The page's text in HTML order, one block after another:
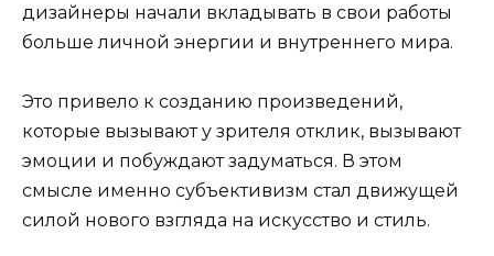
дизайнеры начали вкладывать в свои работы
больше личной энергии и внутреннего мира.
Это привело к созданию произведений,
которые вызывают у зрителя отклик, вызывают
эмоции и побуждают задуматься. В этом
смысле именно субъективизм стал движущей
силой нового взгляда на искусство и стиль.